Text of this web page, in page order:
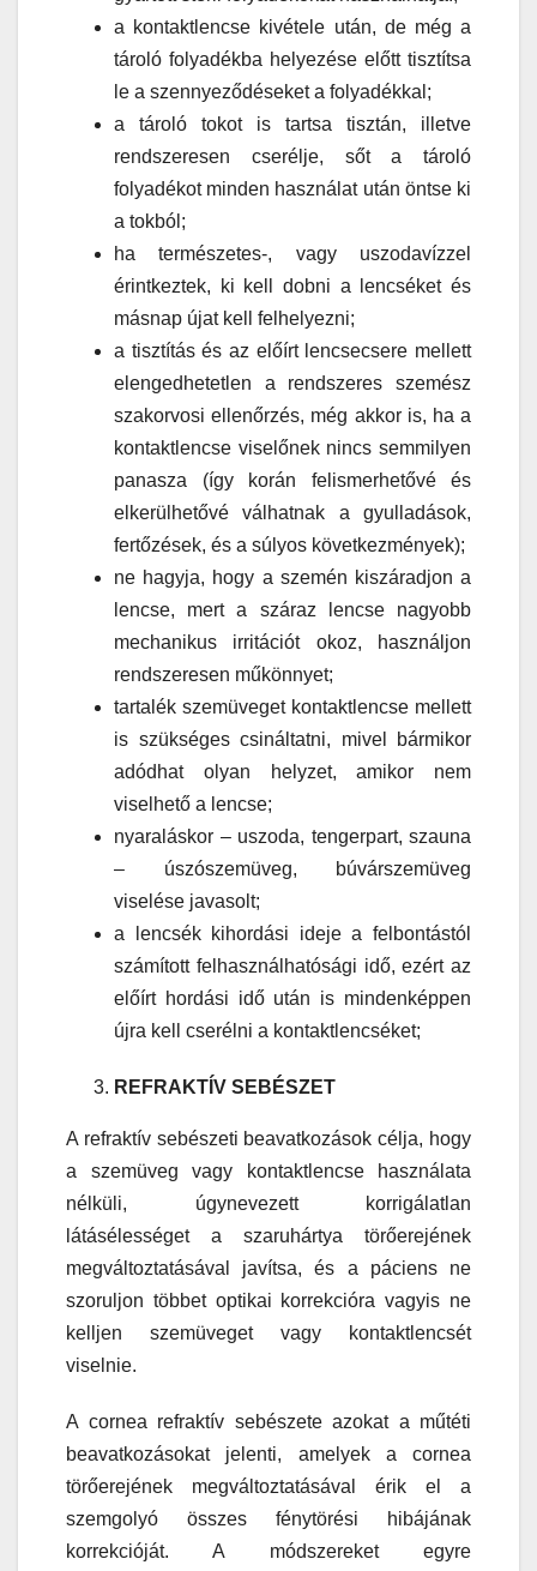
a kontaktlencse kivétele után, de még a
tároló folyadékba helyezése előtt tisztítsa
le a szennyeződéseket a folyadékkal;
a tároló tokot is tartsa tisztán, illetve
rendszeresen cserélje, sőt a tároló
folyadékot minden használat után öntse ki
a tokból;
ha természetes-, vagy uszodavízzel
érintkeztek, ki kell dobni a lencséket és
másnap újat kell felhelyezni;
a tisztítás és az előírt lencsecsere mellett
elengedhetetlen a rendszeres szemész
szakorvosi ellenőrzés, még akkor is, ha a
kontaktlencse viselőnek nincs semmilyen
panasza (így korán felismerhetővé és
elkerülhetővé válhatnak a gyulladások,
fertőzések, és a súlyos következmények);
ne hagyja, hogy a szemén kiszáradjon a
lencse, mert a száraz lencse nagyobb
mechanikus irritációt okoz, használjon
rendszeresen műkönnyet;
tartalék szemüveget kontaktlencse mellett
is szükséges csináltatni, mivel bármikor
adódhat olyan helyzet, amikor nem
viselhető a lencse;
nyaraláskor – uszoda, tengerpart, szauna
– úszószemüveg, búvárszemüveg
viselése javasolt;
a lencsék kihordási ideje a felbontástól
számított felhasználhatósági idő, ezért az
előírt hordási idő után is mindenképpen
újra kell cserélni a kontaktlencséket;
REFRAKTÍV SEBÉSZET
A refraktív sebészeti beavatkozások célja, hogy
a szemüveg vagy kontaktlencse használata
nélküli, úgynevezett korrigálatlan
látásélességet a szaruhártya törőerejének
megváltoztatásával javítsa, és a páciens ne
szoruljon többet optikai korrekcióra vagyis ne
kelljen szemüveget vagy kontaktlencsét
viselnie.
A cornea refraktív sebészete azokat a műtéti
beavatkozásokat jelenti, amelyek a cornea
törőerejének megváltoztatásával érik el a
szemgolyó összes fénytörési hibájának
korrekcióját. A módszereket egyre